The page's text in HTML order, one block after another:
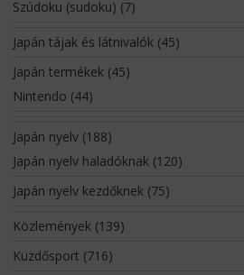
Szúdoku (sudoku) (7)
Japán tájak és látnivalók(45)
Japán termékek(45)
Nintendo (44)
Japán nyelv(188)
Japán nyelv haladóknak(120)
Japán nyelv kezdőknek(75)
Közlemények(139)
Küzdősport (716)